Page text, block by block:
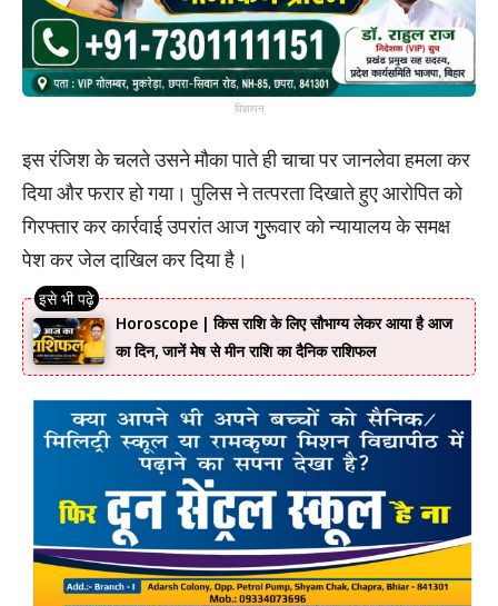
विज्ञापन
इस रंजिश के चलते उसने मौका पाते ही चाचा पर जानलेवा हमला कर
दिया और फरार हो गया। पुलिस ने तत्परता दिखाते हुए आरोपित को
गिरफ्तार कर कार्रवाई उपरांत आज गुुरूवार काे न्यायालय के समक्ष
पेश कर जेल दाखिल कर दिया है।
Horoscope | किस राशि के लिए सौभाग्य लेकर आया है आज
का दिन, जानें मेष से मीन राशि का दैनिक राशिफल